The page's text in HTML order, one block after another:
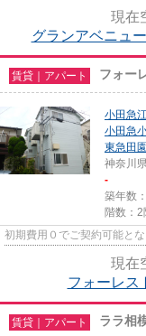
現在
グランアベニュ
賃貸｜アパート フォー
小田急
小田急
東急田
神奈川
-
築年数
階数：2
初期費用０でご契約可能と
現在
フォーレス
賃貸｜アパート ララ相